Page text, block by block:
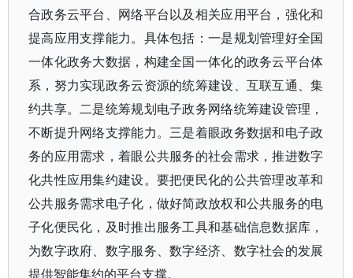
合政务云平台、网络平台以及相关应用平台，强化和
提高应用支撑能力。具体包括：一是规划管理好全国
一体化政务大数据，构建全国一体化的政务云平台体
系，努力实现政务云资源的统筹建设、互联互通、集
约共享。二是统筹规划电子政务网络统筹建设管理，
不断提升网络支撑能力。三是着眼政务数据和电子政
务的应用需求，着眼公共服务的社会需求，推进数字
化共性应用集约建设。要把便民化的公共管理改革和
公共服务需求电子化，做好简政放权和公共服务的电
子化便民化，及时推出服务工具和基础信息数据库，
为数字政府、数字服务、数字经济、数字社会的发展
提供智能集约的平台支撑。